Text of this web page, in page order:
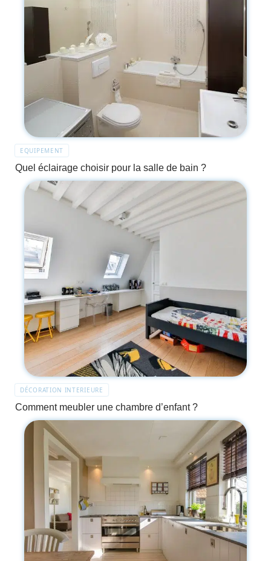
EQUIPEMENT
Quel éclairage choisir pour la salle de bain ?
DÉCORATION INTERIEURE
Comment meubler une chambre d’enfant ?